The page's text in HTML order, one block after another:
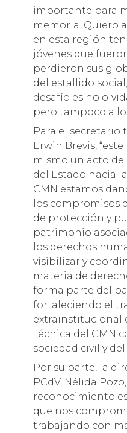
importante para
memoria. Quiero
en esta región
jóvenes que
perdieron sus
del estallido
desafío es no
pero tampoco a
Para el secretario
Erwin Brevis,
mismo un acto
del Estado hacia
CMN estamos
los compromisos
de protección y
patrimonio
los derechos
visibilizar y
materia de
forma parte del
fortaleciendo el
extrainstitucional
Técnica del CMN
sociedad civil y
Por su parte, la
PCdV, Nélida
reconocimiento
que nos
trabajando con